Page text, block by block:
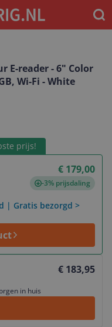
E-reader - 6" Color
Wi-Fi - White
prijs!
€ 179,00
-3% prijsdaling
| Gratis bezorgd >
€ 183,95
in huis